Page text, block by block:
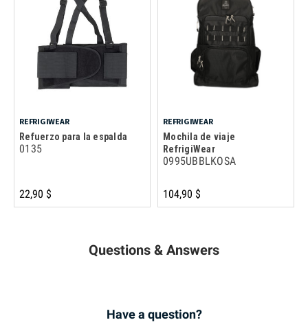
REFRIGIWEAR
Refuerzo para la espalda
0135
22,90 $
REFRIGIWEAR
Mochila de viaje
RefrigiWear
0995UBBLKOSA
104,90 $
Questions & Answers
Have a question?